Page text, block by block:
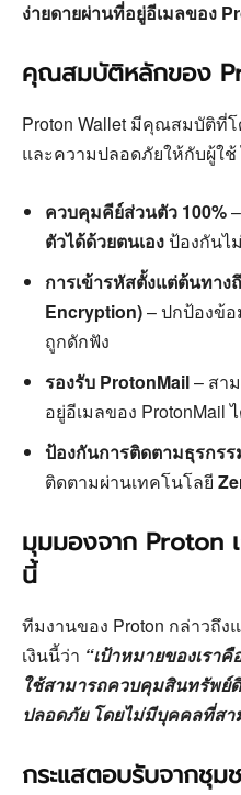
ง่ายดายผ่านที่อยู่อีเมลของ
คุณสมบัติหลักของ
Proton Wallet มีคุณสมบัติที่
และความปลอดภัยให้กับผู้ใช้
ควบคุมคีย์ส่วนตัว 100%
ตัวได้ด้วยตนเองป้องกันไ
การเข้ารหัสตั้งแต่ต้นทาง
Encryption)– ปกป้องข้
ถูกดักฟัง
รองรับ ProtonMail– สา
อยู่อีเมลของ ProtonMail
ป้องกันการติดตามธุรกรร
ติดตามผ่านเทคโนโลยี
มุมมองจาก Proton เ
นี้
ทีมงานของ Proton กล่าวถึ
เงินนี้ว่า “เป้าหมายของเรา
ใช้สามารถควบคุมสินทรัพย์
ปลอดภัย โดยไม่มีบุคคลที่สา
กระแสตอบรับจากชุม